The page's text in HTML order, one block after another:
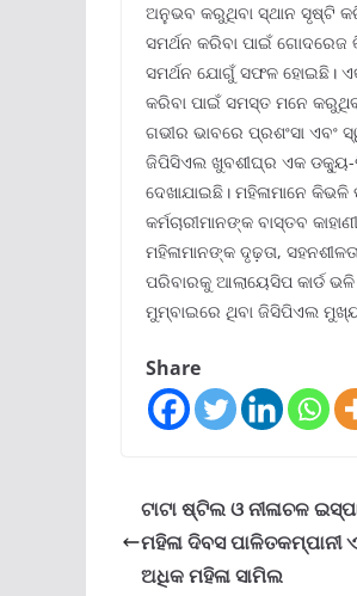
ଅନୁଭବ କରୁଥିବା ସ୍ଥାନ ସୃଷ୍ଟି
ସମର୍ଥନ କରିବା ପାଇଁ
ସମର୍ଥନ ଯୋଗୁଁ ସଫଳ ହୋଇଛି।
କରିବା ପାଇଁ ସମସ୍ତ ମନେ
ଗଭୀର ଭାବରେ ପ୍ରଶଂସା ଏବଂ
ଜିପିସିଏଲ ଖୁବଶୀଘ୍ର ଏକ ଡକ୍ୟୁ-
ଦେଖାଯାଇଛି। ମହିଳାମାନେ
କର୍ମଚାରୀମାନଙ୍କ ବାସ୍ତବ
ମହିଳାମାନଙ୍କ ଦୃଢ଼ତା,
ପରିବାରକୁ ଆଲାୟେସିପ କାର୍ଡ
ମୁମ୍ବାଇରେ ଥିବା ଜିସିପିଏଲ
Share
ଟାଟା ଷ୍ଟିଲ ଓ ନୀଳାଚଳ
ମହିଳା ଦିବସ
ଅଧିକ ମହିଳା ସାମିଲ